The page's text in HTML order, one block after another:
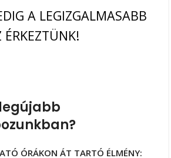
A LEGIZGALMASABB
ÉRKEZTÜNK!
ÓRÁKON ÁT TARTÓ ÉLMÉNY: